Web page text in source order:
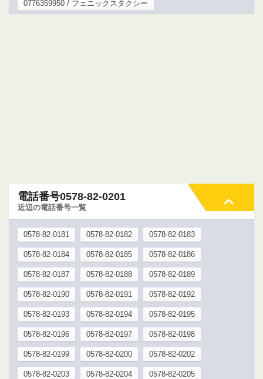
0776359950 / フェニックスタクシー
電話番号0578-82-0201
近辺の電話番号一覧
0578-82-0181 0578-82-0182 0578-82-0183
0578-82-0184 0578-82-0185 0578-82-0186
0578-82-0187 0578-82-0188 0578-82-0189
0578-82-0190 0578-82-0191 0578-82-0192
0578-82-0193 0578-82-0194 0578-82-0195
0578-82-0196 0578-82-0197 0578-82-0198
0578-82-0199 0578-82-0200 0578-82-0202
0578-82-0203 0578-82-0204 0578-82-0205